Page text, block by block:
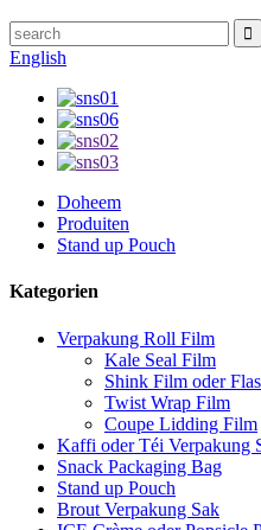
English
Doheem
Produiten
Stand up Pouch
Kategorien
Verpakung Roll Film
Kale Seal Film
Shink Film oder
Twist Wrap Film
Coupe Lidding Film
Kaffi oder Téi Verpakung
Snack Packaging Bag
Stand up Pouch
Brout Verpakung Sak